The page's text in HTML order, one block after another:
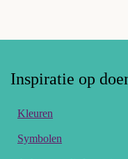
Inspiratie op
Kleuren
Symbolen